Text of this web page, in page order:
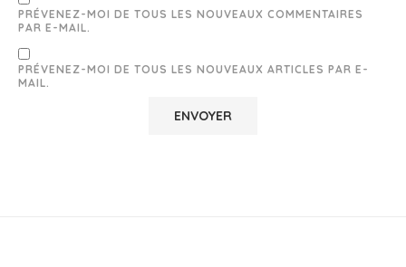
PRÉVENEZ-MOI DE TOUS LES NOUVEAUX COMMENTAIRES
PAR E-MAIL.
PRÉVENEZ-MOI DE TOUS LES NOUVEAUX ARTICLES PAR E-
MAIL.